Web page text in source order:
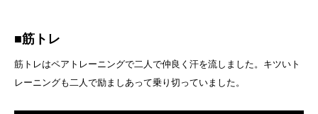
■筋トレ
筋トレはペアトレーニングで二人で仲良く汗を流しました。キツいト
レーニングも二人で励ましあって乗り切っていました。